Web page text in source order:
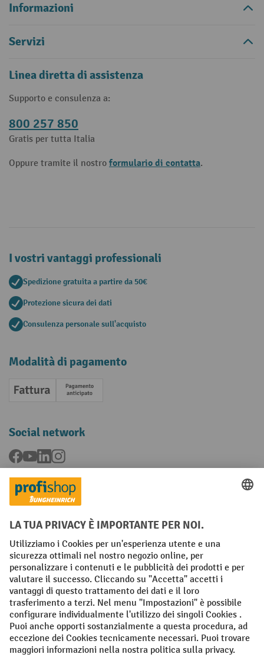
Informazioni
Servizi
Linea diretta di assistenza
Supporto e consulenza a:
800 257 850
Gratis per tutta Italia
Oppure tramite il nostro formulario di contatta.
I vostri vantaggi professionali
Spedizione gratuita a partire da 50€
Protezione sicura dei dati
Consulenza personale sull'acquisto
Modalità di pagamento
Fattura Pagamento anticipato
Social network
Facebook
YouTubeLinkedInInstagram
Condizioni Generali di Vendita
Dichiarazione di protezione dei dati Impronta
Impostazioni sulla privacy
All prices excl. VAT plusshipping costsand possible delivery charges,
if not stated otherwise.
¹ Lo sconto è valido fino a esaurimento scorte. Lo sconto non si applica
ai prezzi speciali. Non è possibile la combinazione con altri sconti o
buoni in percentuale. | ² Lo sconto viene concesso una sola volta al